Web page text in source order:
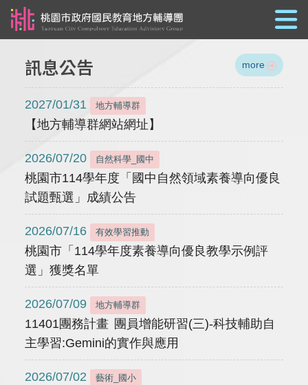
訊息公告 more
2027/01/31 地方輔導群
【地方輔導群網站網址】
2026/07/20 自然科學_國中
桃園市114學年度「國中自然領域素養導向優良
試題甄選」成績公告
2026/07/16 有效學習推動
桃園市「114學年度素養導向優良教學示例評
選」獲獎名單
2026/07/09 地方輔導群
11401團務計畫 團員增能研習(三)-科技輔助自
主學習:Gemini的實作與應用
2026/07/02 藝術_國小